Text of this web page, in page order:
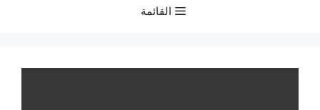
القائمة